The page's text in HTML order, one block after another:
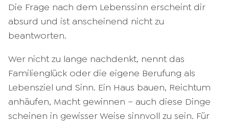
Die Frage nach dem Lebenssinn erscheint dir
absurd und ist anscheinend nicht zu
beantworten.
Wer nicht zu lange nachdenkt, nennt das
Familienglück oder die eigene Berufung als
Lebensziel und Sinn. Ein Haus bauen, Reichtum
anhäufen, Macht gewinnen – auch diese Dinge
scheinen in gewisser Weise sinnvoll zu sein. Für